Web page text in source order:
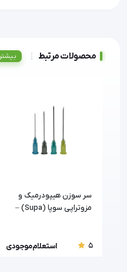
محصولات مرتبط بیشتر
سر سوزن هیپودرمیک و
مزوتراپی سوپا (Supa) –
5 استعلام موجودی